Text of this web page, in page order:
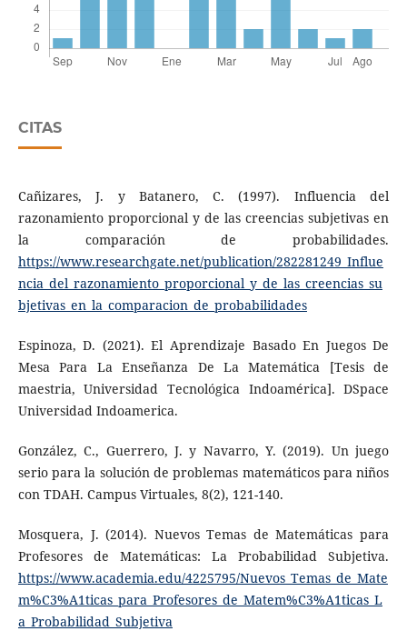
CITAS
Cañizares, J. y Batanero, C. (1997). Influencia del
razonamiento proporcional y de las creencias subjetivas en
la comparación de probabilidades.
https://www.researchgate.net/publication/282281249_Influe
ncia_del_razonamiento_proporcional_y_de_las_creencias_su
bjetivas_en_la_comparacion_de_probabilidades
Espinoza, D. (2021). El Aprendizaje Basado En Juegos De
Mesa Para La Enseñanza De La Matemática [Tesis de
maestria, Universidad Tecnológica Indoamérica]. DSpace
Universidad Indoamerica.
González, C., Guerrero, J. y Navarro, Y. (2019). Un juego
serio para la solución de problemas matemáticos para niños
con TDAH. Campus Virtuales, 8(2), 121-140.
Mosquera, J. (2014). Nuevos Temas de Matemáticas para
Profesores de Matemáticas: La Probabilidad Subjetiva.
https://www.academia.edu/4225795/Nuevos_Temas_de_Mate
m%C3%A1ticas_para_Profesores_de_Matem%C3%A1ticas_L
a_Probabilidad_Subjetiva